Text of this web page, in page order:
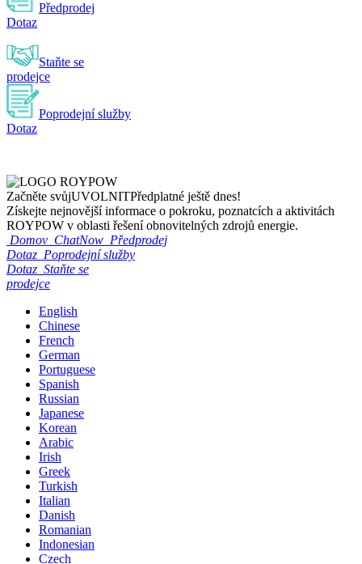
Předprodej
Dotaz
Staňte se
prodejce
Poprodejní služby
Dotaz
Začněte svůjUVOLNITPředplatné ještě dnes!
Získejte nejnovější informace o pokroku, poznatcích a aktivitách
ROYPOW v oblasti řešení obnovitelných zdrojů energie.
Domov ChatNow Předprodej
Dotaz Poprodejní služby
Dotaz Staňte se
prodejce
English
Chinese
French
German
Portuguese
Spanish
Russian
Japanese
Korean
Arabic
Irish
Greek
Turkish
Italian
Danish
Romanian
Indonesian
Czech